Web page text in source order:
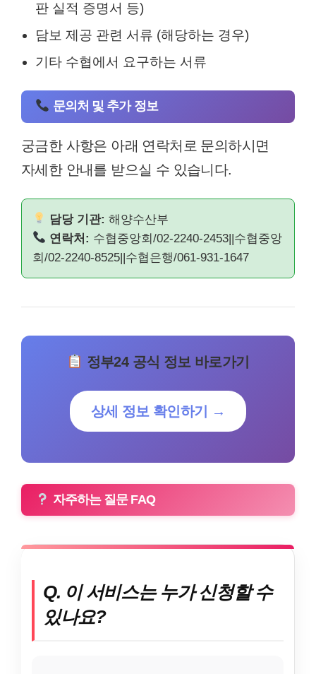
판 실적 증명서 등)
담보 제공 관련 서류 (해당하는 경우)
기타 수협에서 요구하는 서류
문의처 및 추가 정보
궁금한 사항은 아래 연락처로 문의하시면
자세한 안내를 받으실 수 있습니다.
담당 기관: 해양수산부
연락처: 수협중앙회/02-2240-2453||수협중앙
회/02-2240-8525||수협은행/061-931-1647
정부24 공식 정보 바로가기
상세 정보 확인하기 →
자주하는 질문 FAQ
Q. 이 서비스는 누가 신청할 수
있나요?